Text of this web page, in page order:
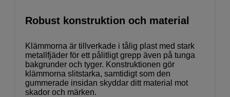
Robust konstruktion och material
Klämmorna är tillverkade i tålig plast med stark
metallfjäder för ett pålitligt grepp även på tunga
bakgrunder och tyger. Konstruktionen gör
klämmorna slitstarka, samtidigt som den
gummerade insidan skyddar ditt material mot
skador och märken.